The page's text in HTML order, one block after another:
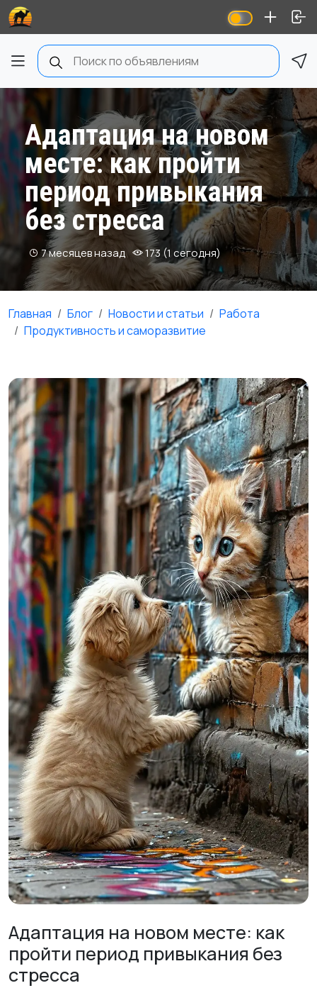
Адаптация на новом
месте: как пройти
период привыкания
без стресса
7 месяцев назад 173 (1 сегодня)
Главная Блог Новости и статьи
Работа
Продуктивность и саморазвитие
Адаптация на новом месте: как
пройти период привыкания без
стресса